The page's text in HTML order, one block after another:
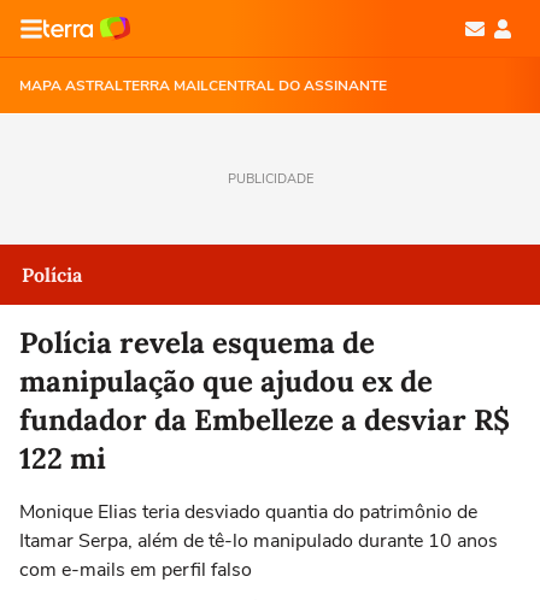
MAPA ASTRALTERRA MAILCENTRAL DO ASSINANTE
PUBLICIDADE
Polícia
Polícia revela esquema de
manipulação que ajudou ex de
fundador da Embelleze a desviar R$
122 mi
Monique Elias teria desviado quantia do patrimônio de
Itamar Serpa, além de tê-lo manipulado durante 10 anos
com e-mails em perfil falso